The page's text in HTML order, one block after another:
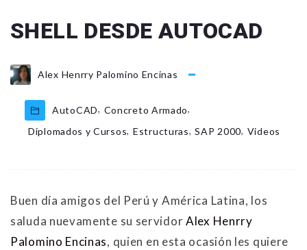
SHELL DESDE AUTOCAD
Alex Henrry Palomino Encinas
AutoCAD, Concreto Armado,
Diplomados y Cursos, Estructuras, SAP 2000, Videos
Buen día amigos del Perú y América Latina, los
saluda nuevamente su servidorAlex Henrry
Palomino Encinas, quien en esta ocasión les quiere